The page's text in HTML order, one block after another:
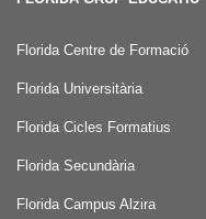
Florida Centre de Formació
Florida Universitària
Florida Cicles Formatius
Florida Secundària
Florida Campus Alzira